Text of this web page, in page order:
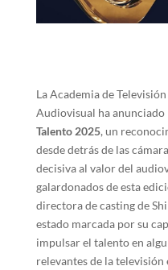
La Academia de
Audiovisual ha anunciado
Talento 2025, un
desde detrás de las
decisiva al valor del
galardonados de esta
directora de casting de
estado marcada por su
impulsar el talento en
relevantes de la televisión